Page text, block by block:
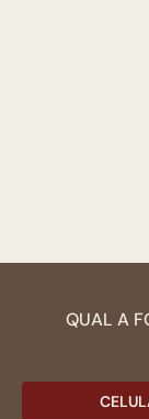
QUAL A